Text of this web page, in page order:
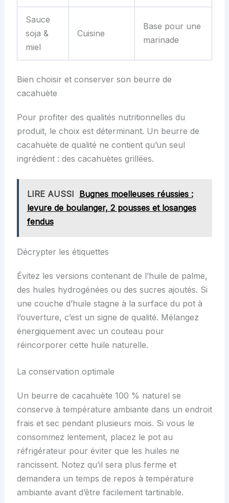
Sauce
soja &
miel
Cuisine
Base pour une
marinade
Bien choisir et conserver son beurre de
cacahuète
Pour profiter des qualités nutritionnelles du
produit, le choix est déterminant. Un beurre de
cacahuète de qualité ne contient qu’un seul
ingrédient : des cacahuètes grillées.
LIRE AUSSI Bugnes moelleuses réussies :
levure de boulanger, 2 pousses et losanges
fendus
Décrypter les étiquettes
Évitez les versions contenant de l’huile de palme,
des huiles hydrogénées ou des sucres ajoutés. Si
une couche d’huile stagne à la surface du pot à
l’ouverture, c’est un signe de qualité. Mélangez
énergiquement avec un couteau pour
réincorporer cette huile naturelle.
La conservation optimale
Un beurre de cacahuète 100 % naturel se
conserve à température ambiante dans un endroit
frais et sec pendant plusieurs mois. Si vous le
consommez lentement, placez le pot au
réfrigérateur pour éviter que les huiles ne
rancissent. Notez qu’il sera plus ferme et
demandera un temps de repos à température
ambiante avant d’être facilement tartinable.